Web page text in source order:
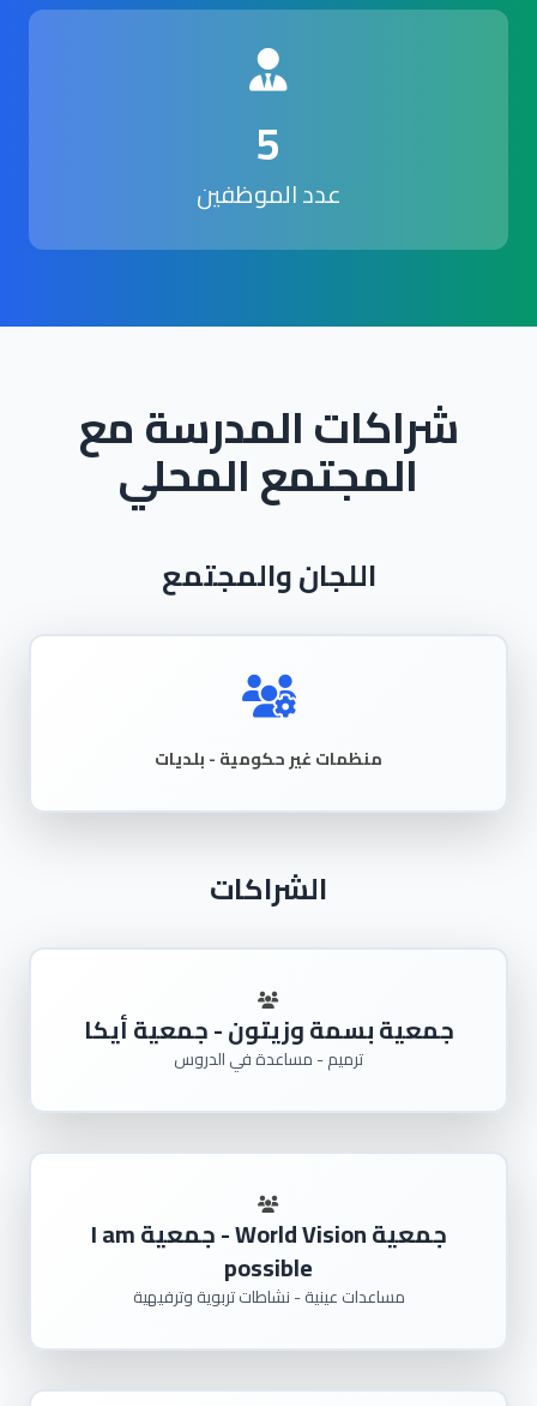
5
عدد الموظفين
شراكات المدرسة مع
المجتمع المحلي
اللجان والمجتمع
منظمات غير حكومية - بلديات
الشراكات
جمعية بسمة وزيتون - جمعية أيكا
ترميم - مساعدة في الدروس
جمعية World Vision - جمعية I am
possible
مساعدات عينية - نشاطات تربوية وترفيهية